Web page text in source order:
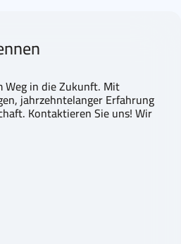
Weg in die Zukunft. Mit
jahrzehntelanger Erfahrung
Kontaktieren Sie uns! Wir